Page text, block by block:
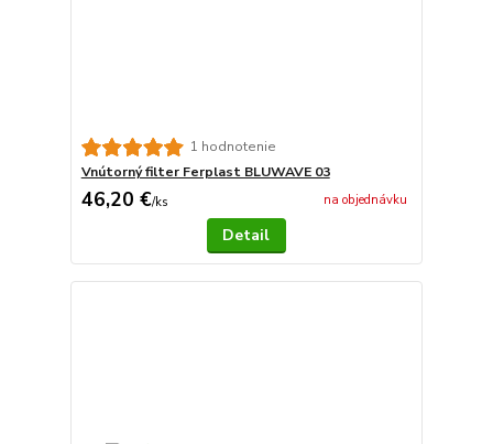
1 hodnotenie
Vnútorný filter Ferplast BLUWAVE 03
46,20 €/ks na objednávku
Detail